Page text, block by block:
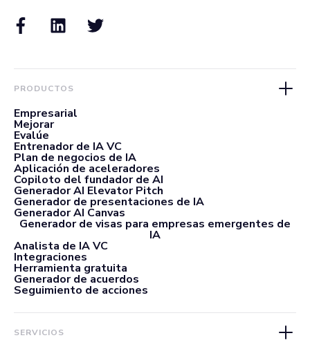
PRODUCTOS
Empresarial
Mejorar
Evalúe
Entrenador de IA VC
Plan de negocios de IA
Aplicación de aceleradores
Copiloto del fundador de AI
Generador AI Elevator Pitch
Generador de presentaciones de IA
Generador AI Canvas
Generador de visas para empresas emergentes de
IA
Analista de IA VC
Integraciones
Herramienta gratuita
Generador de acuerdos
Seguimiento de acciones
SERVICIOS